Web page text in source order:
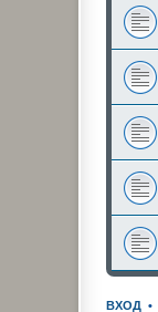
ВХОД •